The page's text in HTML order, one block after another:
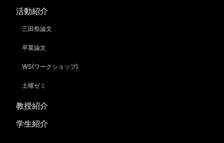
活動紹介
三田祭論文
卒業論文
WS(ワークショップ)
土曜ゼミ
教授紹介
学生紹介